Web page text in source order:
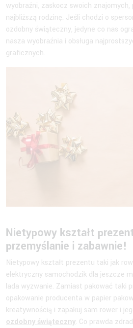
wyobraźni, zaskocz swoich znajomych,
najbliższą rodzinę. Jeśli chodzi o
ozdobny świąteczny, jedyne co nas
nasza wyobraźnia i obsługa
graficznych.
Nietypowy kształt
przemyślanie i zabawnie!
Nietypowy kształt prezentu taki jak
elektryczny samochodzik dla jeszcze
lada wyzwanie. Zamiast pakować taki
opakowanie producenta w papier
kreatywnością i zapakuj sam rower i
ozdobny świąteczny. Co prawda